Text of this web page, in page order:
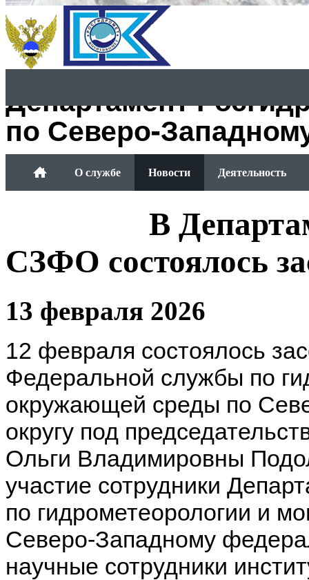
Департамент
по Северо-
О службе Новости Деятельность
В
СЗФО состоялось
13 февраля 2026
12 февраля состоялось
Федеральной службы по
окружающей среды по
округу под
Ольги Владимировны
участие сотрудники
по гидрометеорологии и
Северо-Западному
научные сотрудники